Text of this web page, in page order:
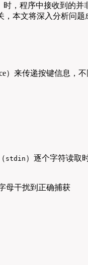
，程序中接收到的
本文将深入分析问
）来传递按键信息，
stdin ）逐个字符读取